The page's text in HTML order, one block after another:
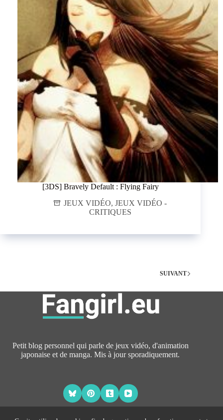
[3DS] Bravely Default : Flying Fairy
JEUX VIDÉO,JEUX VIDÉO -
CRITIQUES
SUIVANT
Petit blog personnel qui parle de jeux vidéo, d'animation
japonaise et de manga. Mis à jour sporadiquement.